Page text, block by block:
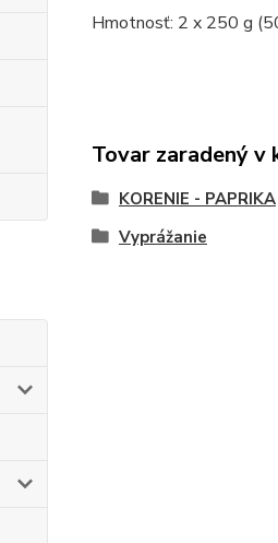
Hmotnosť: 2 x 250 g
Tovar zaradený v
KORENIE - PAPRIKA
Vyprážanie